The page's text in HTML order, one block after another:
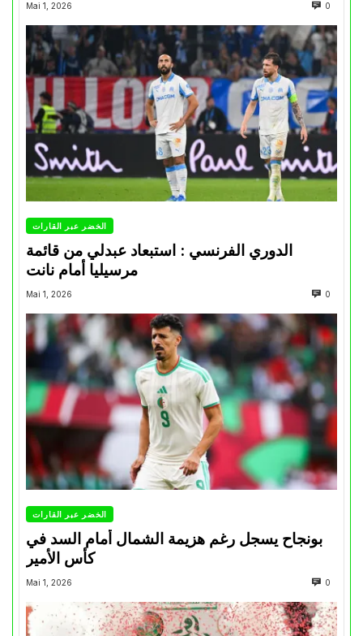
Mai 1, 2026 0
الخضر عبر القارات
الدوري الفرنسي : استبعاد عبدلي من قائمة
مرسيليا أمام نانت
Mai 1, 2026 0
الخضر عبر القارات
بونجاح يسجل رغم هزيمة الشمال أمام السد في
كأس الأمير
Mai 1, 2026 0